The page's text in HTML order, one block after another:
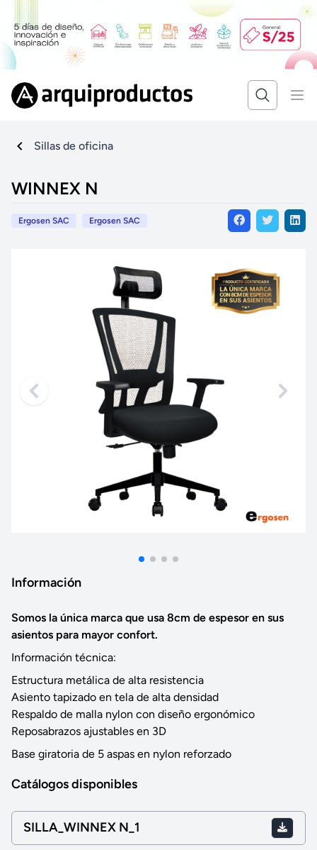
Sillas de oficina
WINNEX N
Ergosen SAC Ergosen SAC
Información
Somos la única marca que usa 8cm de espesor en sus
asientos para mayor confort.
Información técnica:
Estructura metálica de alta resistencia
Asiento tapizado en tela de alta densidad
Respaldo de malla nylon con diseño ergonómico
Reposabrazos ajustables en 3D
Base giratoria de 5 aspas en nylon reforzado
Catálogos disponibles
SILLA_WINNEX N_1